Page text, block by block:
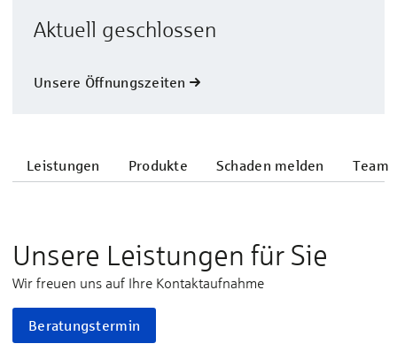
Aktuell geschlossen
Unsere Öffnungszeiten
Leistungen Produkte Schaden melden Team
Unsere Leistungen für Sie
Wir freuen uns auf Ihre Kontaktaufnahme
Beratungstermin